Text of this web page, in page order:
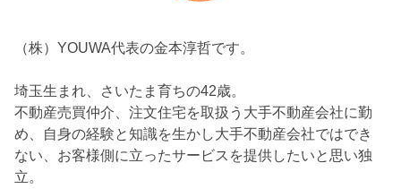
（株）YOUWA代表の金本淳哲です。
埼玉生まれ、さいたま育ちの42歳。
不動産売買仲介、注文住宅を取扱う大手不動産会社に勤
め、自身の経験と知識を生かし大手不動産会社ではでき
ない、お客様側に立ったサービスを提供したいと思い独
立。